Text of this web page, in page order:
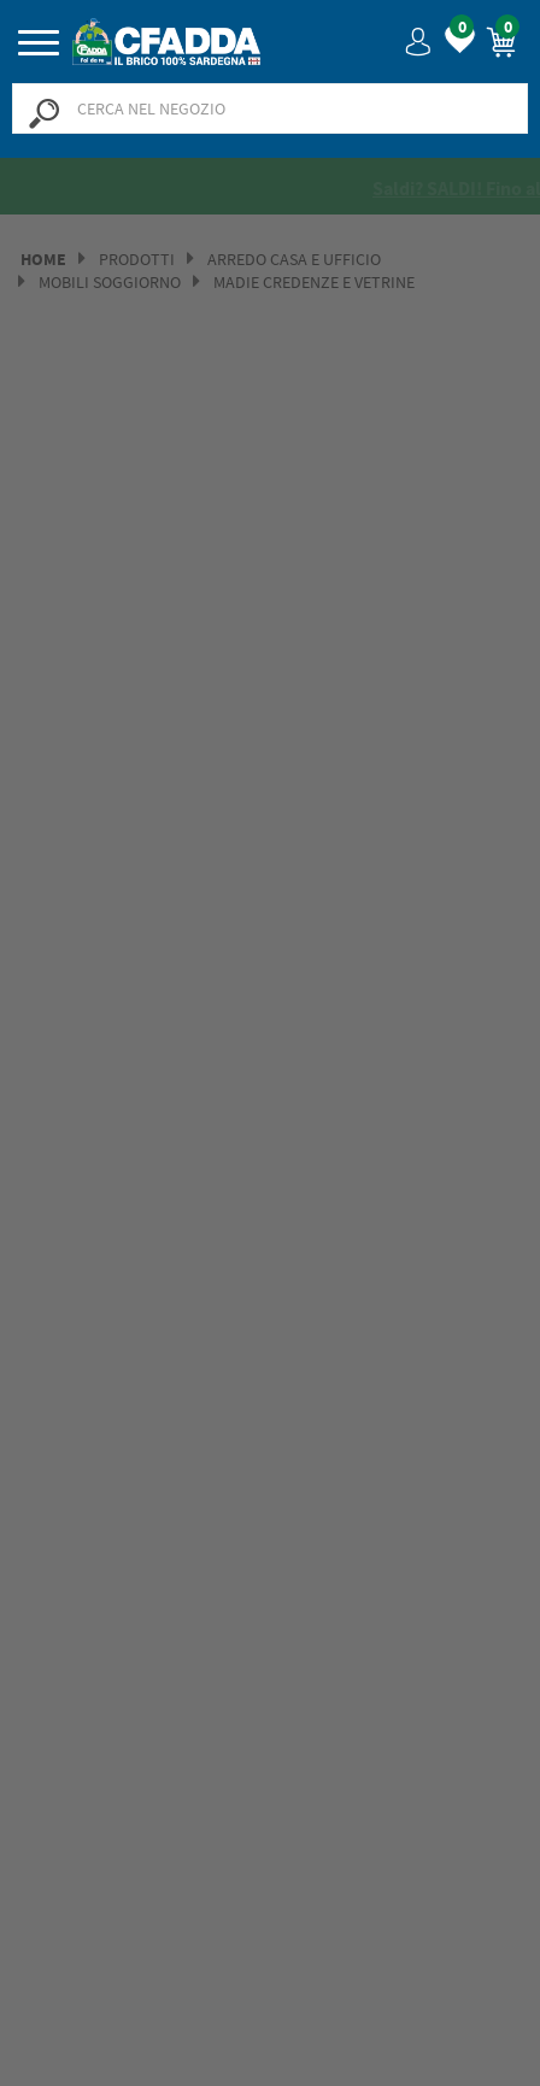
0 0
HOME PRODOTTI
ARREDO CASA E UFFICIO
MOBILI SOGGIORNO
MADIE CREDENZE E VETRINE